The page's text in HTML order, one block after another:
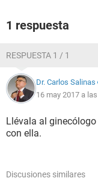
1 respuesta
RESPUESTA 1 / 1
Dr. Carlos Salinas
16 may 2017 a
Llévala al
con ella.
Discusiones similares